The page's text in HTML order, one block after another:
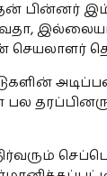
பின்னர்